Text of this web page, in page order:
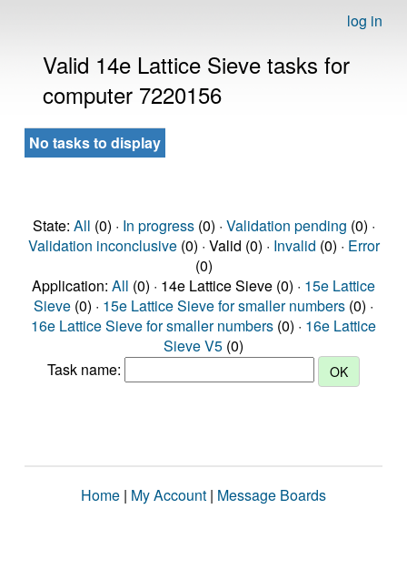
log in
Valid 14e Lattice Sieve tasks for
computer 7220156
No tasks to display
State: All (0) · In progress(0) · Validation pending (0) ·
Validation inconclusive(0) · Valid (0) · Invalid (0) · Error
(0)
Application: All (0) · 14e Lattice Sieve (0) · 15e Lattice
Sieve (0) · 15e Lattice Sieve for smaller numbers (0) ·
16e Lattice Sieve for smaller numbers (0) · 16e Lattice
Sieve V5 (0)
Task name:
Home | My Account | Message Boards